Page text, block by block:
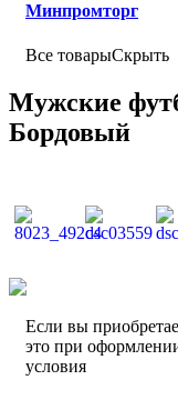
Минпромторг
Все товарыСкрыть
Мужские
Бордовый
Если вы
это при
условия